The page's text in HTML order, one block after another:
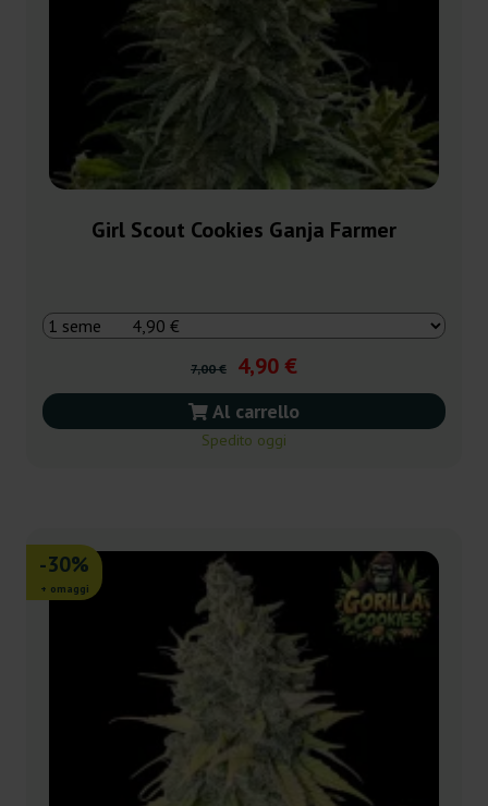
Girl Scout Cookies Ganja Farmer
7,00 € 4,90 €
Al carrello
Spedito oggi
-30%
+ omaggi